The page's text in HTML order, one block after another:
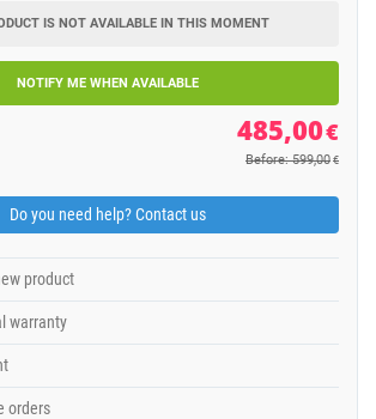
IS NOT AVAILABLE IN THIS MOMENT
NOTIFY ME WHEN AVAILABLE
485,00€
Before: 599,00 €
Do you need help? Contact us
product
warranty
orders